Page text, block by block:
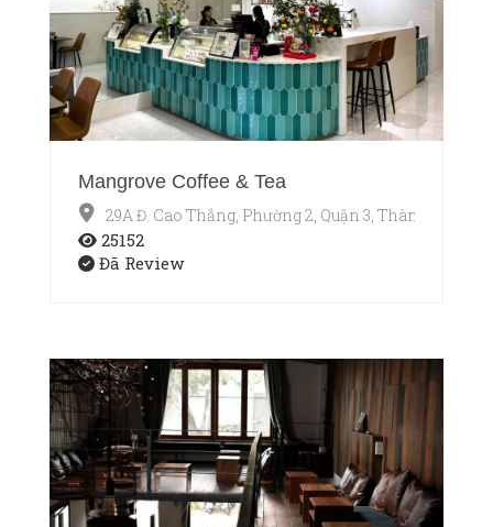
Mangrove Coffee & Tea
29A Đ. Cao Thắng, Phường 2, Quận 3, Thành phố
25152
Đã Review